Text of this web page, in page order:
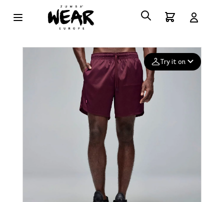
Try it on
Add your
photo
Deleted after 24 hours